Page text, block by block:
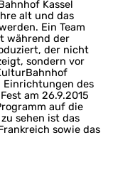
Kassel
alt und das
Ein Team
während der
der nicht
sondern vor
des
am 26.9.2015
auf die
sehen ist das
sowie das